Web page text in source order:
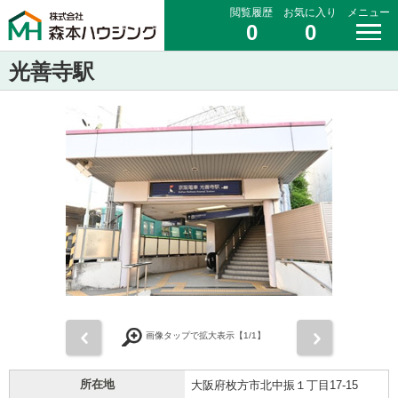
閲覧履歴
0
お気に入り
0
メニュー
光善寺駅
画像タップで拡大表示【1/1】
所在地 大阪府枚方市北中振１丁目17-15